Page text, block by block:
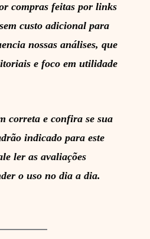
compras feitas por links
custo adicional para
nossas análises, que
e foco em utilidade
correta e confira se sua
indicado para este
ler as avaliações
o uso no dia a dia.